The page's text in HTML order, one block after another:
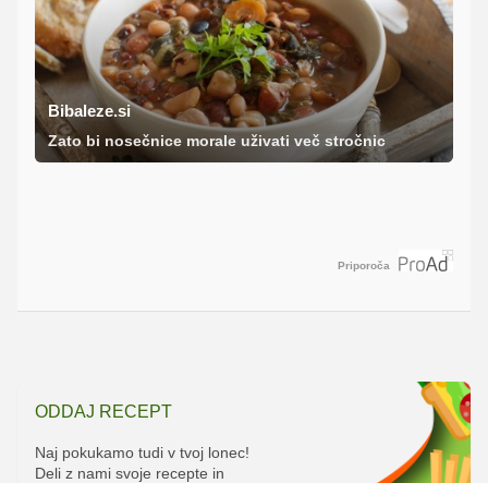
Bibaleze.si
Zato bi nosečnice morale uživati več stročnic
Priporoča
ODDAJ RECEPT
Naj pokukamo tudi v tvoj lonec!
Deli z nami svoje recepte in